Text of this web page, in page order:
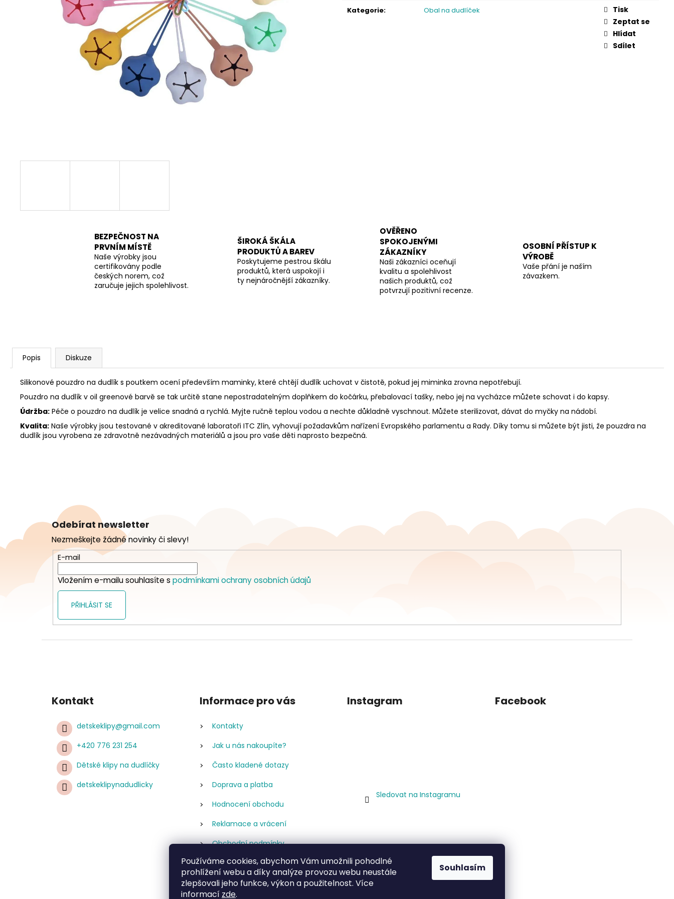
Používáme cookies, abychom Vám umožnili pohodlné
prohlížení webu a díky analýze provozu webu neustále
zlepšovali jeho funkce, výkon a použitelnost. Více
informací zde.
Souhlasím
cena:
Kategorie: Obal na dudlíček
Tisk
Zeptat se
Hlídat
Sdílet
BEZPEČNOST NA
PRVNÍM MÍSTĚ
Naše výrobky jsou
certifikovány podle
českých norem, což
zaručuje jejich spolehlivost.
ŠIROKÁ ŠKÁLA
PRODUKTŮ A BAREV
Poskytujeme pestrou škálu
produktů, která uspokojí i
ty nejnáročnější zákazníky.
OVĚŘENO
SPOKOJENÝMI
ZÁKAZNÍKY
Naši zákazníci oceňují
kvalitu a spolehlivost
našich produktů, což
potvrzují pozitivní recenze.
OSOBNÍ PŘÍSTUP K
VÝROBĚ
Vaše přání je naším
závazkem.
Popis Diskuze
Silikonové pouzdro na dudlík s poutkem ocení především maminky, které chtějí dudlík uchovat v čistotě, pokud jej miminka zrovna nepotřebují.
Pouzdro na dudlík v oil greenové barvě se tak určitě stane nepostradatelným doplňkem do kočárku, přebalovací tašky, nebo jej na vycházce můžete schovat i do kapsy.
Údržba: Péče o pouzdro na dudlík je velice snadná a rychlá. Myjte ručně teplou vodou a nechte důkladně vyschnout. Můžete sterilizovat, dávat do myčky na nádobí.
Kvalita: Naše výrobky jsou testované v akreditované laboratoři ITC Zlín, vyhovují požadavkům nařízení Evropského parlamentu a Rady. Díky tomu si můžete být jisti, že pouzdra na
dudlík jsou vyrobena ze zdravotně nezávadných materiálů a jsou pro vaše děti naprosto bezpečná.
a
Odebírat newsletter
Nezmeškejte žádné novinky či slevy!
E-mail
Vložením e-mailu souhlasíte s podmínkami ochrany osobních údajů
PŘIHLÁSIT SE
Kontakt
detskeklipy@gmail.com
+420 776 231 254
Dětské klipy na dudlíčky
detskeklipynadudlicky
Informace pro vás
Kontakty
Jak u nás nakoupíte?
Často kladené dotazy
Doprava a platba
Hodnocení obchodu
Reklamace a vrácení
Obchodní podmínky
Podmínky ochrany osobních
údajů
Recenze
Instagram
Sledovat na Instagramu
Facebook